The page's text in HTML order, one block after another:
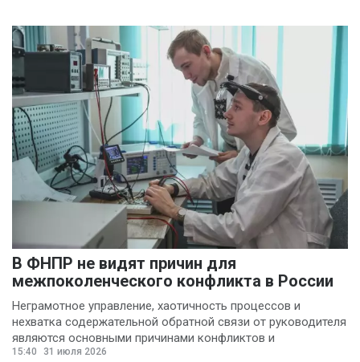
В ФНПР не видят причин для
межпоколенческого конфликта в России
Неграмотное управление, хаотичность процессов и
нехватка содержательной обратной связи от руководителя
являются основными причинами конфликтов и
раздражения в
15:40
31 июля 2026